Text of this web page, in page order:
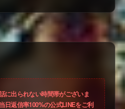
に出られない時間帯がございま
日返信率100%の公式LINEをご利